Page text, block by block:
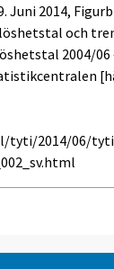
Juni 2014,
och
2004/06
2014/06/